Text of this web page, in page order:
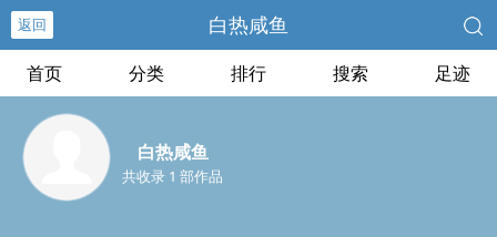
返回 白热咸鱼
首页 分类 排行 搜索 足迹
白热咸鱼
共收录 1 部作品